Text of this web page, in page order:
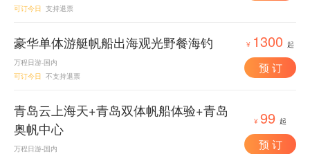
可订今日 支持退票
豪华单体游艇帆船出海观光野餐海钓
万程日游-国内
可订今日 不支持退票
¥ 1300 起
预 订
青岛云上海天+青岛双体帆船体验+青岛
奥帆中心
万程日游-国内
¥ 99 起
预 订